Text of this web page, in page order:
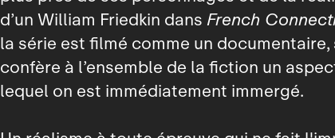
d’un William Friedkin dans French
la série est filmé comme un
confère à l’ensemble de la fiction un
lequel on est immédiatement immergé.